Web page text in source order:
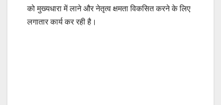
को मुख्यधारा में लाने और नेतृत्व क्षमता विकसित करने के लिए
लगातार कार्य कर रही है।